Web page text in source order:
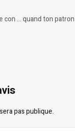
con … quand ton
pas publique.